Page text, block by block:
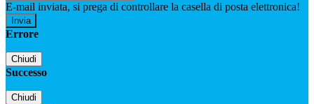
E-mail inviata, si prega di controllare la casella di posta elettronica!
Errore
Chiudi
Successo
Chiudi